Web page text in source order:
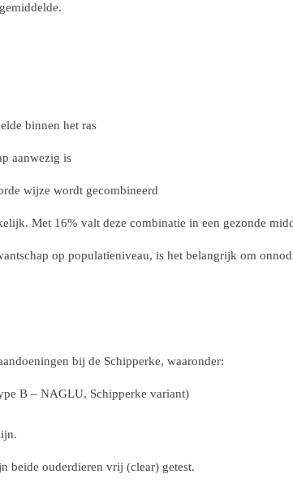
binnen het ras
aanwezig is
wijze wordt gecombineerd
Met 16% valt deze combinatie in een gezonde
op populatieniveau, is het belangrijk om
bij de Schipperke, waaronder:
B – NAGLU, Schipperke variant)
beide ouderdieren vrij (clear) getest.